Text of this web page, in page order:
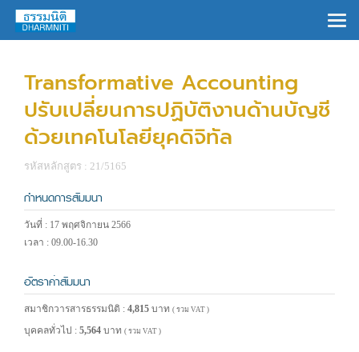
Transformative Accounting
ปรับเปลี่ยนการปฏิบัติงานด้านบัญชี
ด้วยเทคโนโลยียุคดิจิทัล
รหัสหลักสูตร : 21/5165
กำหนดการสัมมนา
วันที่ : 17 พฤศจิกายน 2566
เวลา : 09.00-16.30
อัตราค่าสัมมนา
สมาชิกวารสารธรรมนิติ : 4,815 บาท ( รวม VAT )
บุคคลทั่วไป : 5,564 บาท ( รวม VAT )
×